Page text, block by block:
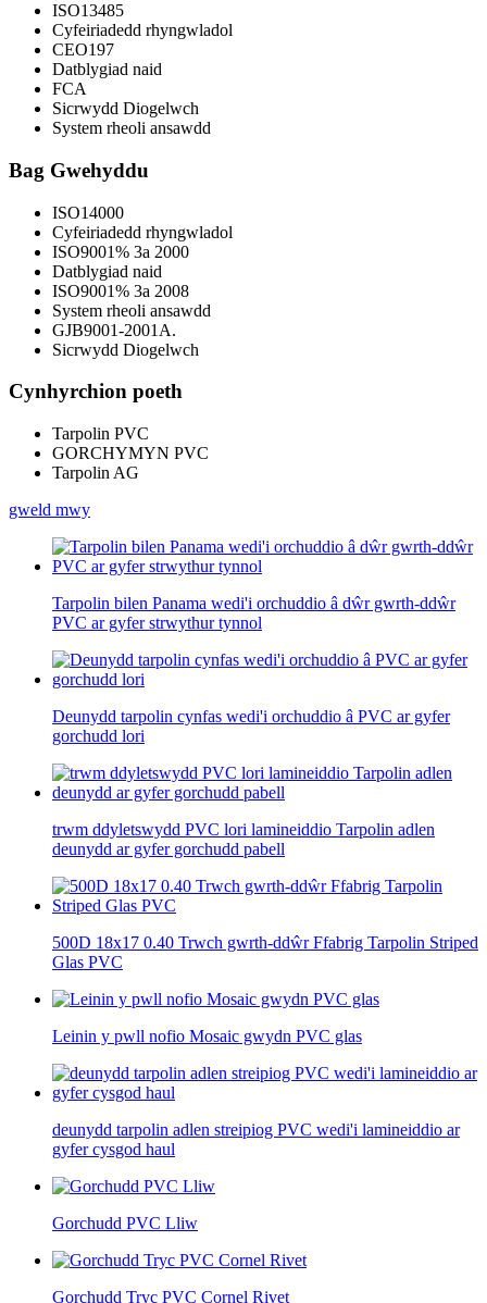
ISO13485
Cyfeiriadedd rhyngwladol
CEO197
Datblygiad naid
FCA
Sicrwydd Diogelwch
System rheoli ansawdd
Bag Gwehyddu
ISO14000
Cyfeiriadedd rhyngwladol
ISO9001% 3a 2000
Datblygiad naid
ISO9001% 3a 2008
System rheoli ansawdd
GJB9001-2001A.
Sicrwydd Diogelwch
Cynhyrchion poeth
Tarpolin PVC
GORCHYMYN PVC
Tarpolin AG
gweld mwy
Tarpolin bilen Panama wedi'i orchuddio â dŵr gwrth-ddŵr
PVC ar gyfer strwythur tynnol
Deunydd tarpolin cynfas wedi'i orchuddio â PVC ar gyfer
gorchudd lori
trwm ddyletswydd PVC lori lamineiddio Tarpolin adlen
deunydd ar gyfer gorchudd pabell
500D 18x17 0.40 Trwch gwrth-ddŵr Ffabrig Tarpolin Striped
Glas PVC
Leinin y pwll nofio Mosaic gwydn PVC glas
deunydd tarpolin adlen streipiog PVC wedi'i lamineiddio ar
gyfer cysgod haul
Gorchudd PVC Lliw
Gorchudd Tryc PVC Cornel Rivet